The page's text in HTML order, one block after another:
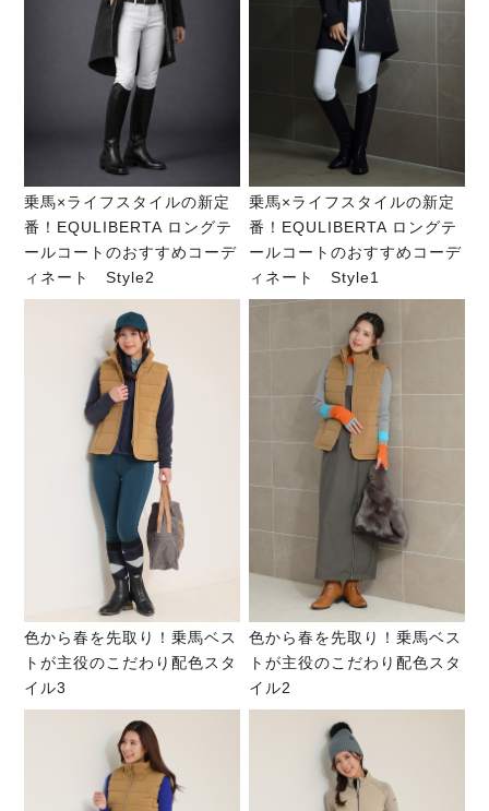
乗馬×ライフスタイルの新定
番！EQULIBERTA ロングテ
ールコートのおすすめコーデ
ィネート Style2
乗馬×ライフスタイルの新定
番！EQULIBERTA ロングテ
ールコートのおすすめコーデ
ィネート Style1
色から春を先取り！乗馬ベス
トが主役のこだわり配色スタ
イル3
色から春を先取り！乗馬ベス
トが主役のこだわり配色スタ
イル2